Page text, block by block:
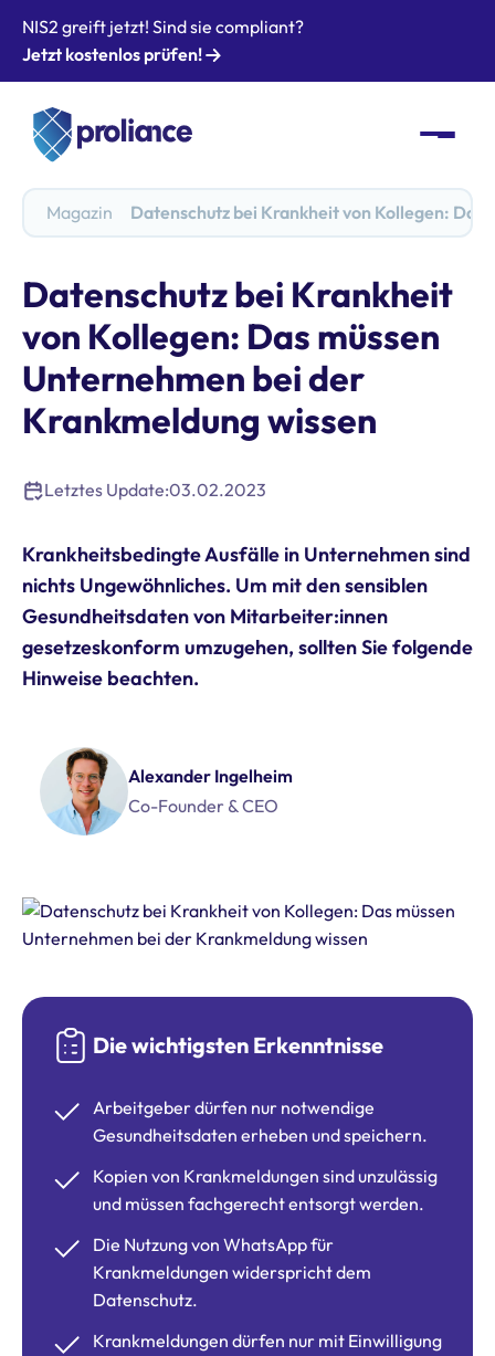
NIS2 greift jetzt! Sind sie compliant?
Jetzt kostenlos prüfen!
Magazin Datenschutz bei Krankheit von Kollegen:
Datenschutz bei Krankheit
von Kollegen: Das müssen
Unternehmen bei der
Krankmeldung wissen
Letztes Update:03.02.2023
Krankheitsbedingte Ausfälle in Unternehmen sind
nichts Ungewöhnliches. Um mit den sensiblen
Gesundheitsdaten von Mitarbeiter:innen
gesetzeskonform umzugehen, sollten Sie folgende
Hinweise beachten.
Alexander Ingelheim
Co-Founder & CEO
Die wichtigsten Erkenntnisse
Arbeitgeber dürfen nur notwendige
Gesundheitsdaten erheben und speichern.
Kopien von Krankmeldungen sind unzulässig
und müssen fachgerecht entsorgt werden.
Die Nutzung von WhatsApp für
Krankmeldungen widerspricht dem
Datenschutz.
Krankmeldungen dürfen nur mit Einwilligung